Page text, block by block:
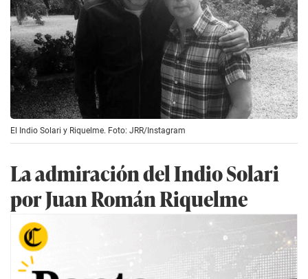
El Indio Solari y Riquelme. Foto: JRR/Instagram
La admiración del Indio Solari
por Juan Román Riquelme